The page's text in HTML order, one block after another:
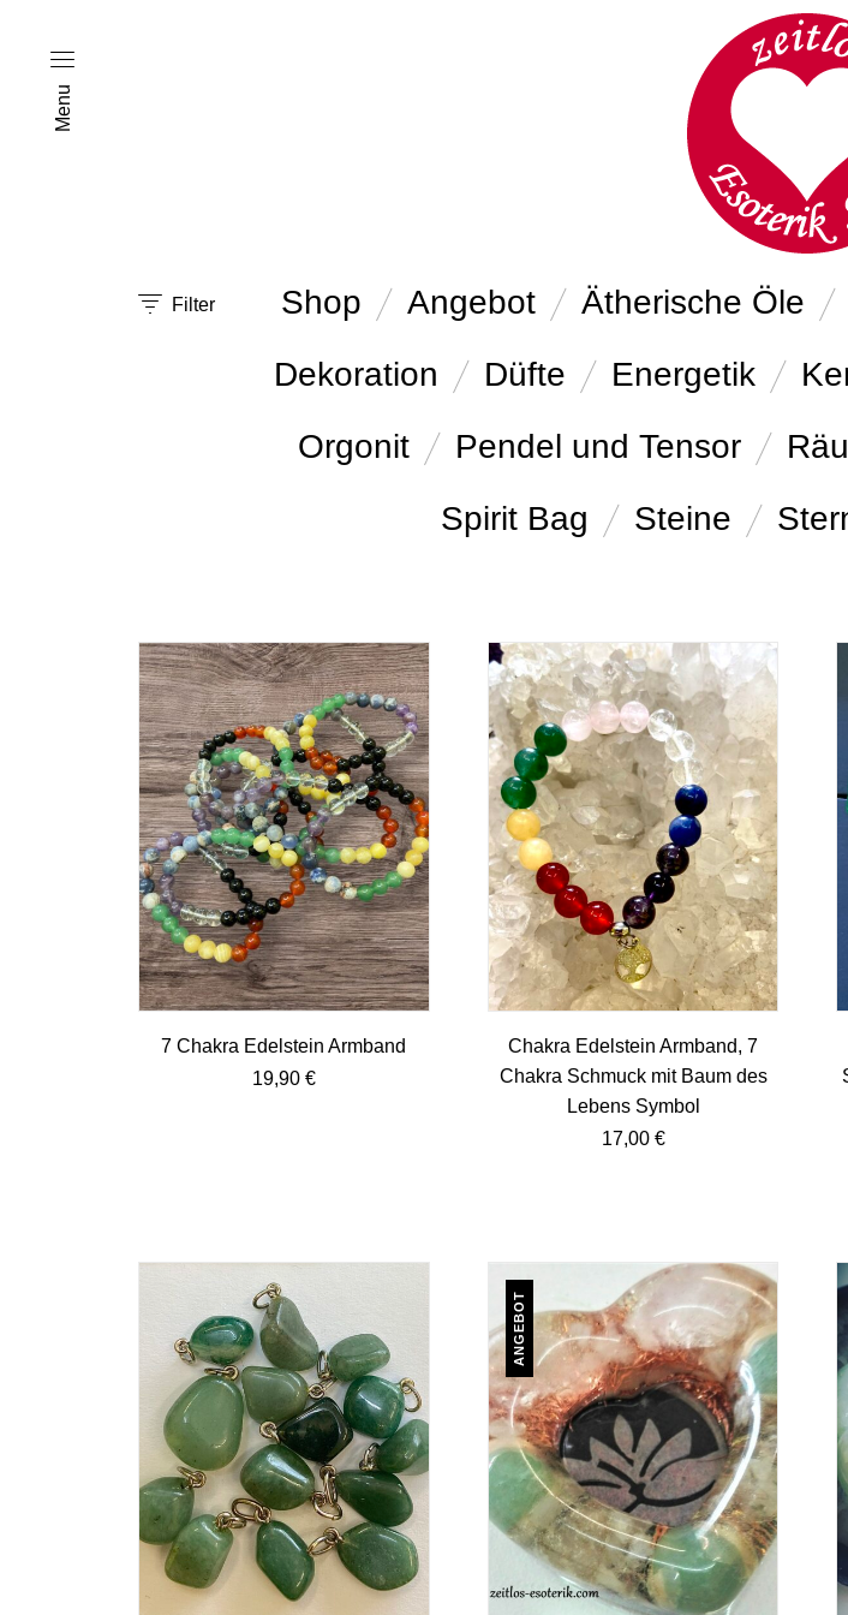
Menu
Filter Shop Angebot Ätherische Öle
Dekoration
Düfte Energetik
Orgonit
Pendel und Tensor
Spirit Bag
Steine
7 Chakra Edelstein Armband
19,90 €
Chakra Edelstein Armband, 7
Chakra Schmuck mit Baum des
Lebens Symbol
17,00 €
ANGEBOT